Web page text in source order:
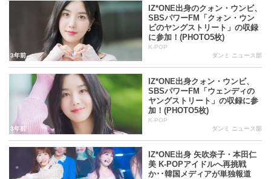
ン・ヘウォン）、中国のYUE HUA Entertainment（チェ・イエ
ナ）、ＷＭエンターテインメント（イ・チェヨン）、
URBANWORKS Ent.(キム・ミンジュ)、STONEミュージック
（チョ・ユリ）がそれぞれ１人を輩出している。
・上記のウリムエンターテインメントは、AKB48を卒業した
高橋朱里の韓国所属事務所でもあり、彼女のK-POPアーティ
ストとしての再スタートを支援している。
（関連記事)高橋朱里、AKB48 卒業からK-POP挑戦きっかけと
デビュー決定に至るまでのストーリー
3年前
IZ*ONE出身のクォン・ウンビ、
SBSパワーFM「クォン・ウン
ビのヤングストリート」の収録
に参加！(PHOTO5枚)
K-POP
ダンミ ニュース部
3年前
IZ*ONE出身クォン・ウンビ、
SBSパワーFM「ウェンディの
ヤングストリート」の収録に参
加！(PHOTO5枚)
K-POP
ダンミ ニュース部
IZ*ONE出身 矢吹奈子・本田仁
美 K-POPアイドルへ再挑戦
か･･韓国メディアが単独報道